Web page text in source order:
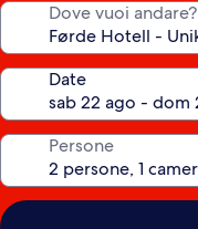
Dove vuoi andare?
Date
Persone